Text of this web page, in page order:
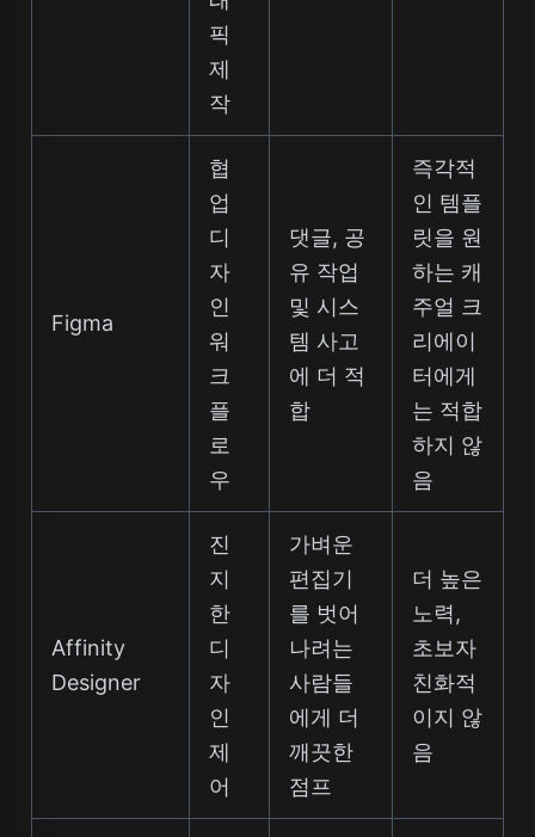
픽
제
작
Figma
협
업
디
자
인
워
크
플
로
우
댓글, 공
유 작업
및 시스
템 사고
에 더 적
합
즉각적
인 템플
릿을 원
하는 캐
주얼 크
리에이
터에게
는 적합
하지 않
음
Affinity
Designer
진
지
한
디
자
인
제
어
가벼운
편집기
를 벗어
나려는
사람들
에게 더
깨끗한
점프
더 높은
노력,
초보자
친화적
이지 않
음